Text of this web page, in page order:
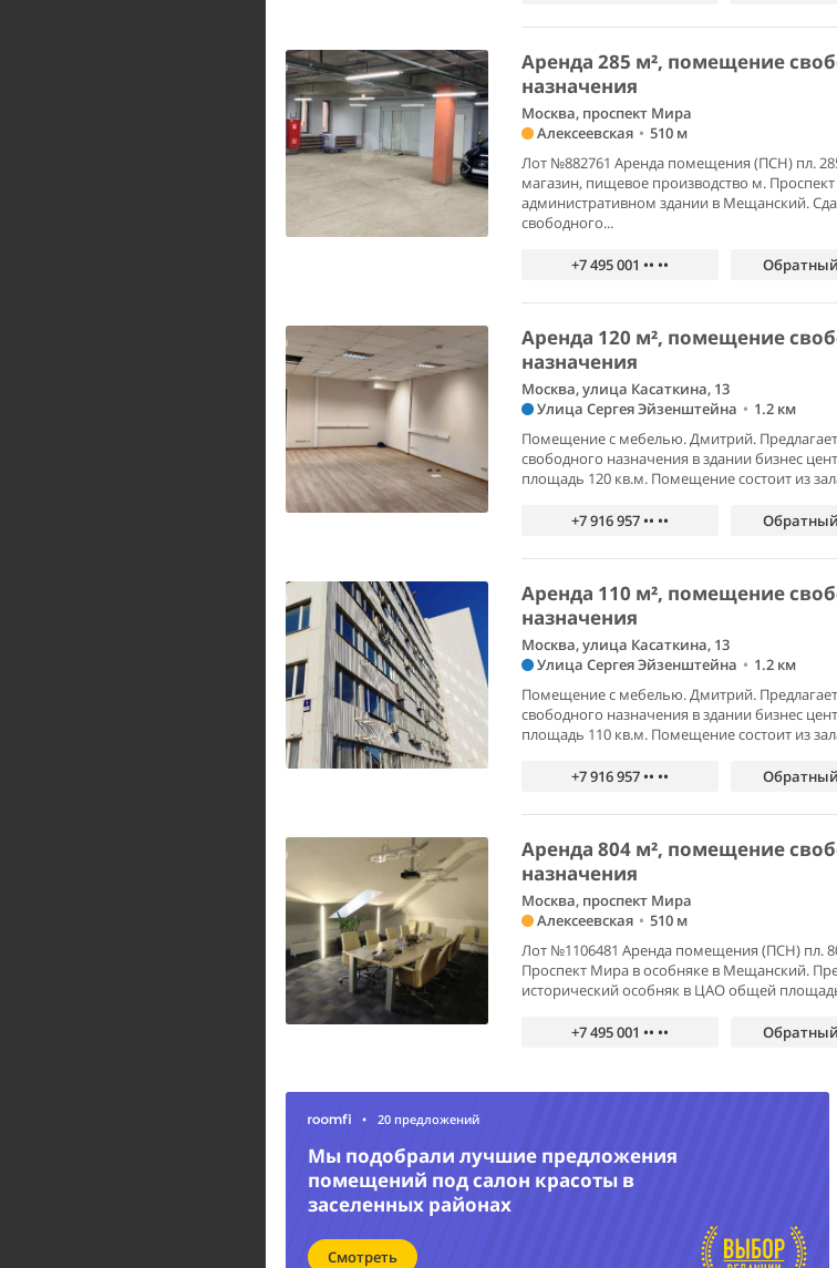
Аренда 285 м², помещение
назначения
Москва, проспект Мира
Алексеевская • 510 м
Лот №882761 Аренда помещения (ПСН) пл.
магазин, пищевое производство м.
административном здании в Мещанский.
свободного...
+7 495 001 •• ••
Аренда 120 м², помещение
назначения
Москва, улица Касаткина, 13
Улица Сергея Эйзенштейна • 1.2 км
Помещение с мебелью. Дмитрий.
свободного назначения в здании бизнес
площадь 120 кв.м. Помещение состоит из
+7 916 957 •• ••
Аренда 110 м², помещение
назначения
Москва, улица Касаткина, 13
Улица Сергея Эйзенштейна • 1.2 км
Помещение с мебелью. Дмитрий.
свободного назначения в здании бизнес
площадь 110 кв.м. Помещение состоит из
+7 916 957 •• ••
Аренда 804 м², помещение
назначения
Москва, проспект Мира
Алексеевская • 510 м
Лот №1106481 Аренда помещения (ПСН) пл.
Проспект Мира в особняке в Мещанский.
исторический особняк в ЦАО общей
+7 495 001 •• ••
• 20 предложений
Мы подобрали лучшие предложения
помещений под салон красоты в
заселенных районах
Смотреть